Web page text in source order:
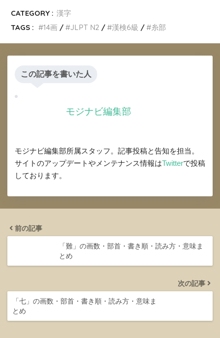
CATEGORY : 漢字
TAGS :
14画 JLPT N2 漢検6級 糸部
この記事を書いた人
モジナビ編集部
モジナビ編集部所属スタッフ。記事投稿と告知を担当。
サイトのアップデートやメンテナンス情報はTwitterで投稿
しております。
前の記事
「難」の画数・部首・書き順・読み方・意味ま
とめ
次の記事
「七」の画数・部首・書き順・読み方・意味ま
とめ